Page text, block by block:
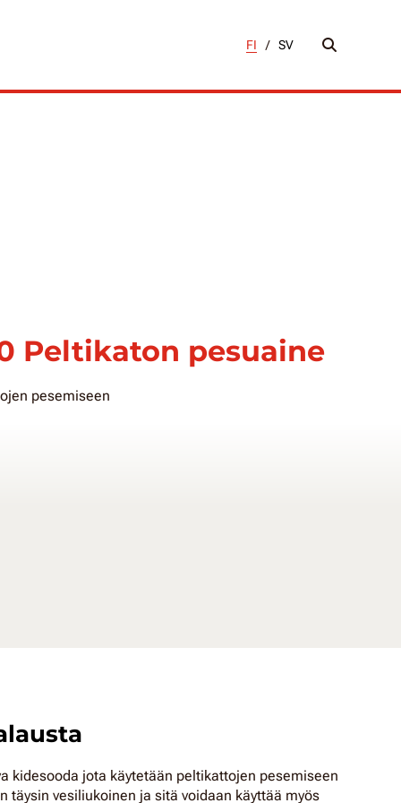
FI / SV
Peltikaton pesuaine
pesemiseen
kidesooda jota käytetään peltikattojen pesemiseen
täysin vesiliukoinen ja sitä voidaan käyttää myös